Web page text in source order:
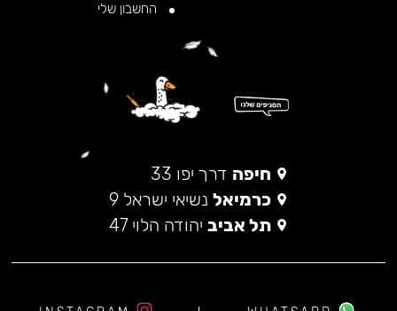
החשבון שלי
חיפה דרך יפו 33
כרמיאל נשיאי ישראל 9
תל אביב יהודה הלוי 47